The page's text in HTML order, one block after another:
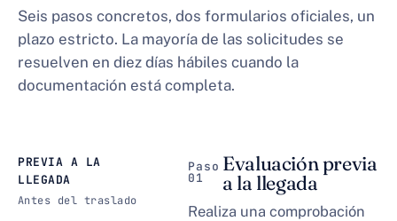
Seis pasos concretos, dos formularios oficiales, un
plazo estricto. La mayoría de las solicitudes se
resuelven en diez días hábiles cuando la
documentación está completa.
PREVIA A LA
LLEGADA
Antes del traslado
Paso
01
Evaluación previa
a la llegada
Realiza una comprobación